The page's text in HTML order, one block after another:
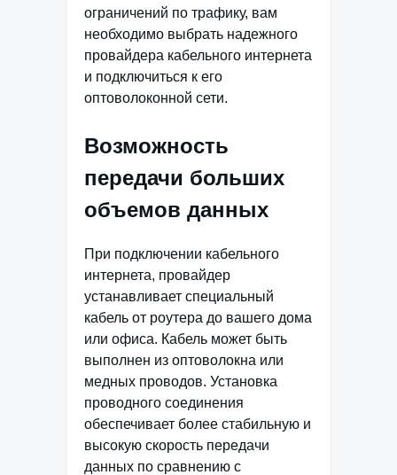
ограничений по трафику, вам
необходимо выбрать надежного
провайдера кабельного интернета
и подключиться к его
оптоволоконной сети.
Возможность
передачи больших
объемов данных
При подключении кабельного
интернета, провайдер
устанавливает специальный
кабель от роутера до вашего дома
или офиса. Кабель может быть
выполнен из оптоволокна или
медных проводов. Установка
проводного соединения
обеспечивает более стабильную и
высокую скорость передачи
данных по сравнению с